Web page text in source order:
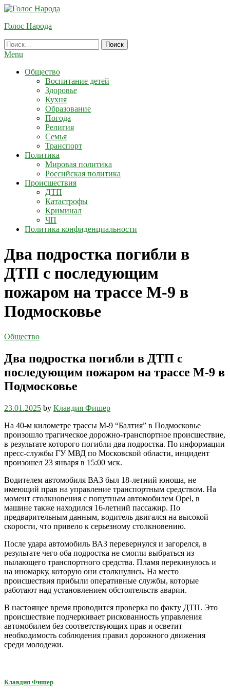
Skip
Content
Голос Народа
Найти:
Menu
Общество
Воспитание детей
Здоровье
Кухня
Образование
Погода
Религия
Семья
Транспорт
Политика
Мировая политика
Российская политика
Происшествия
ДТП
Катастрофы
Криминал
ЧП
Политика конфиденциальности
Два подростка погибли в
ДТП с последующим
пожаром на трассе М-9 в
Подмосковье
Общество
Два подростка погибли в ДТП с
последующим пожаром на трассе М-9 в
Подмосковье
23.01.2025 by Клавдия Фишер
На 40-м километре трассы М-9 “Балтия” в Подмосковье
произошло трагическое дорожно-транспортное происшествие,
в результате которого погибли два подростка. По информации
пресс-службы ГУ МВД по Московской области, инцидент
произошел 23 января в 15:00 мск.
Водителем автомобиля ВАЗ был 18-летний юноша, не
имеющий прав на управление транспортным средством. На
момент столкновения с попутным автомобилем Opel, в
машине также находился 16-летний пассажир. По
предварительным данным, водитель двигался на высокой
скорости, что привело к серьезному столкновению.
После удара автомобиль ВАЗ перевернулся и загорелся, в
результате чего оба подростка не смогли выбраться из
пылающего транспортного средства. Пламя перекинулось и
на иномарку, которую они столкнулись. На место
происшествия прибыли оперативные службы, которые
работают над установлением обстоятельств аварии.
В настоящее время проводится проверка по факту ДТП. Это
происшествие подчеркивает рискованность управления
автомобилем без соответствующих прав и осветит
необходимость соблюдения правил дорожного движения
среди молодежи.
Клавдия Фишер